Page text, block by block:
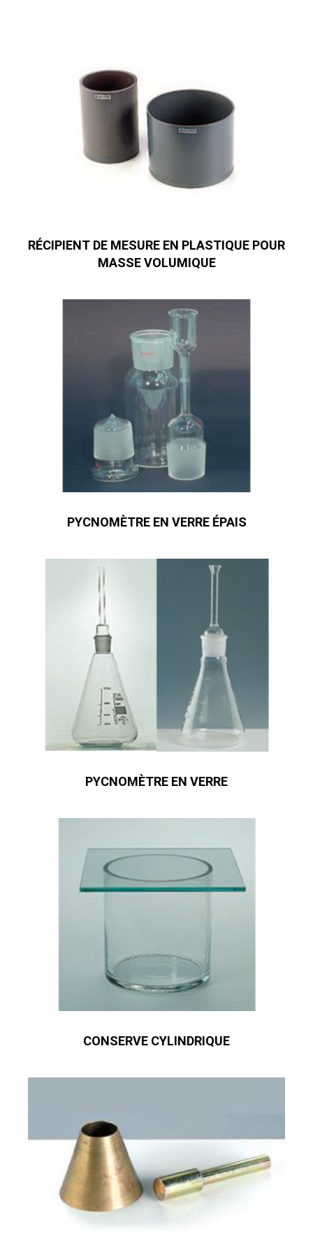
RÉCIPIENT DE MESURE EN PLASTIQUE POUR
MASSE VOLUMIQUE
PYCNOMÈTRE EN VERRE ÉPAIS
PYCNOMÈTRE EN VERRE
CONSERVE CYLINDRIQUE